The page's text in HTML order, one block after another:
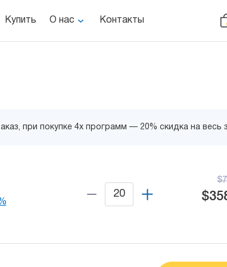
Купить О нас Контакты
при покупке 4х программ — 20% скидка на весь